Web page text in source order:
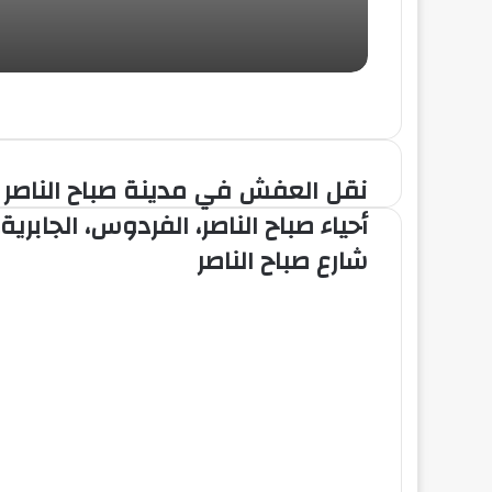
نقل العفش في مدينة صباح الناصر
أحياء صباح الناصر، الفردوس،
شارع صباح الناصر